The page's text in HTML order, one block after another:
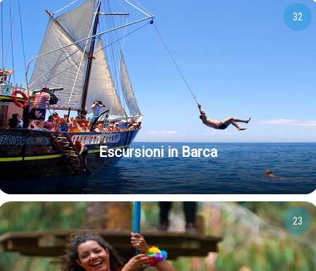
32
Escursioni in Barca
23